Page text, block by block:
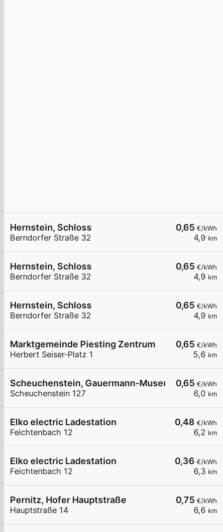
0,65 €/kWh
4,9 km
Hernstein, Schloss
Berndorfer Straße 32
0,65 €/kWh
4,9 km
Hernstein, Schloss
Berndorfer Straße 32
0,65 €/kWh
4,9 km
Hernstein, Schloss
Berndorfer Straße 32
0,65 €/kWh
5,6 km
Marktgemeinde Piesting Zentrum
Herbert Seiser-Platz 1
0,65 €/kWh
6,0 km
Scheuchenstein, Gauermann-Museum
Scheuchenstein 127
0,48 €/kWh
6,2 km
Elko electric Ladestation
Feichtenbach 12
0,36 €/kWh
6,3 km
Elko electric Ladestation
Feichtenbach 12
0,75 €/kWh
6,6 km
Pernitz, Hofer Hauptstraße
Hauptstraße 14